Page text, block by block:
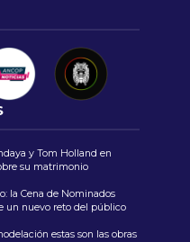
y Tom Holland en
su matrimonio
la Cena de Nominados
un nuevo reto del público
estas son las obras